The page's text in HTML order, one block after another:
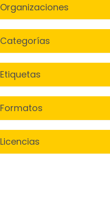
Organizaciones
Categorías
Etiquetas
Formatos
Licencias